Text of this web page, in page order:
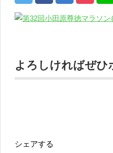
よろしければぜひ
シェアする